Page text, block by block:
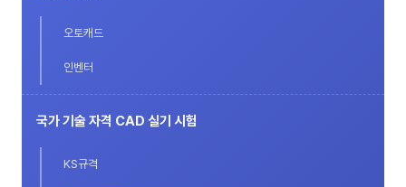
오토캐드
인벤터
국가 기술 자격 CAD 실기 시험
KS규격